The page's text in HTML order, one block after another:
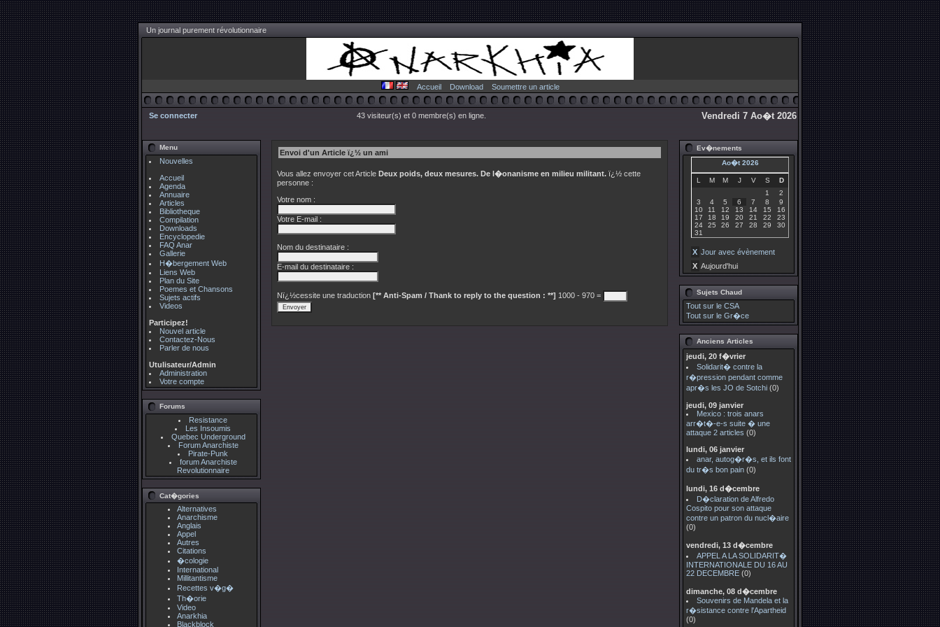
Un journal purement révolutionnaire
Accueil Download Soumettre un article
Se connecter 43 visiteur(s) et 0 membre(s) en ligne. Vendredi 7 Ao�t 2026
Menu
Nouvelles
Accueil
Agenda
Annuaire
Articles
Bibliotheque
Compilation
Downloads
Encyclopedie
FAQ Anar
Gallerie
H�bergement Web
Liens Web
Plan du Site
Poemes et Chansons
Sujets actifs
Videos
Participez!
Nouvel article
Contactez-Nous
Parler de nous
Utulisateur/Admin
Administration
Votre compte
Forums
Resistance
Les Insoumis
Quebec Underground
Forum Anarchiste
Pirate-Punk
forum Anarchiste
Revolutionnaire
Cat�gories
Alternatives
Anarchisme
Anglais
Appel
Autres
Citations
�cologie
International
Millitantisme
Recettes v�g�
Th�orie
Video
Anarkhia
Blackblock
Envoi d'un Article ï¿½ un ami
Vous allez envoyer cet Article Deux poids, deux mesures. De l�onanisme en milieu militant. ï¿½ cette
personne :
Votre nom :
Votre E-mail :
Nom du destinataire :
E-mail du destinataire :
Nï¿½cessite une traduction [** Anti-Spam / Thank to reply to the question : **] 1000 - 970 =
Ev�nements
Ao�t 2026
L M M J V S
D
1
2
3
4 5 6 7 8
9
10
11 12 13 14 15
16
17
18 19 20 21 22
23
24
25 26 27 28 29
30
31
X Jour avec évènement
X Aujourd'hui
Sujets Chaud
Tout sur le CSA
Tout sur le Gr�ce
Anciens Articles
jeudi, 20 f�vrier
Solidarit� contre la
r�pression pendant comme
apr�s les JO de Sotchi (0)
jeudi, 09 janvier
Mexico : trois anars
arr�t�-e-s suite � une
attaque 2 articles (0)
lundi, 06 janvier
anar, autog�r�s, et ils font
du tr�s bon pain (0)
lundi, 16 d�cembre
D�claration de Alfredo
Cospito pour son attaque
contre un patron du nucl�aire
(0)
vendredi, 13 d�cembre
APPEL A LA SOLIDARIT�
INTERNATIONALE DU 16 AU
22 DECEMBRE (0)
dimanche, 08 d�cembre
Souvenirs de Mandela et la
r�sistance contre l'Apartheid
(0)